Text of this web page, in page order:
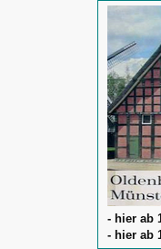
- hier ab
- hier ab